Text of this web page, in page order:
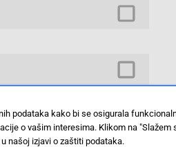
podataka kako bi se osigurala
o vašim interesima. Klikom na "Slažem
našoj izjavi o zaštiti podataka.